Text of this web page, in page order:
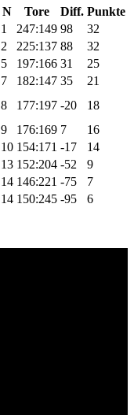
N Tore Diff. Punkte
1 247:149 98
32
2 225:137 88
32
5 197:166 31
25
7 182:147 35
21
8 177:197 -20
18
9 176:169 7
16
10 154:171 -17
14
13 152:204 -52
9
14 146:221 -75
7
14 150:245 -95 6